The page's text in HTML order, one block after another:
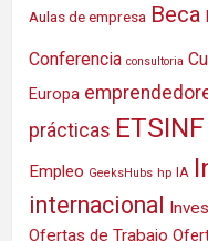
Aulas de empresa Beca
Conferencia consultoria
Europa
prácticas ETSINF
Empleo GeeksHubs hp IA
internacional
Ofertas de Trabajo